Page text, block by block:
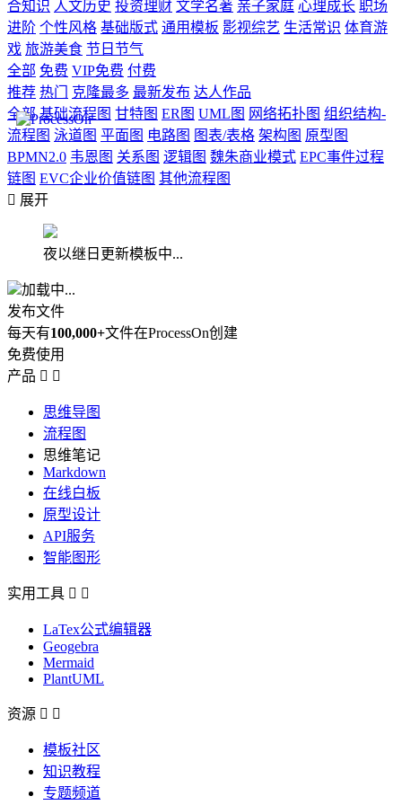
合知识 人文历史 投资理财 文学名著 亲子家庭 心理成长 职场
进阶 个性风格 基础版式 通用模板 影视综艺 生活常识 体育游
戏 旅游美食 节日节气
全部 免费 VIP免费 付费
推荐 热门 克隆最多 最新发布 达人作品
全部 基础流程图 甘特图 ER图 UML图 网络拓扑图 组织结构-
流程图 泳道图 平面图 电路图 图表/表格 架构图 原型图
BPMN2.0 韦恩图 关系图 逻辑图 魏朱商业模式 EPC事件过程
链图 EVC企业价值链图 其他流程图
 展开
夜以继日更新模板中...
加载中...
发布文件
每天有100,000+文件在ProcessOn创建
免费使用
产品  
思维导图
流程图
思维笔记
Markdown
在线白板
原型设计
API服务
智能图形
实用工具  
LaTex公式编辑器
Geogebra
Mermaid
PlantUML
资源  
模板社区
知识教程
专题频道